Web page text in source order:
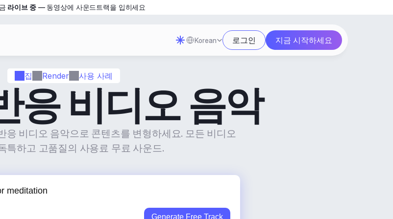
집 Render 사용 사례
응 비디오 음악
응 비디오 음악으로 콘텐츠를 변형하세요. 모든 비디오
특하고 고품질의 사용료 무료 사운드.
Generate Free Track
라이브 중 — 동영상에 사운드트랙을 입히세요
Select Language
Korean 로그인 지금 시작하세요